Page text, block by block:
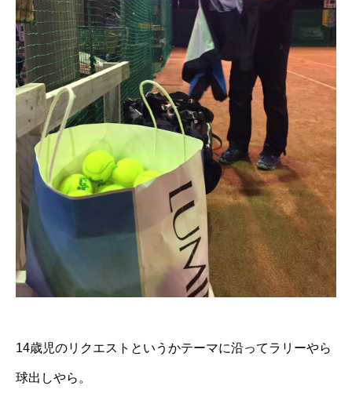
14歳児のリクエストというかテーマに沿ってラリーやら
球出しやら。